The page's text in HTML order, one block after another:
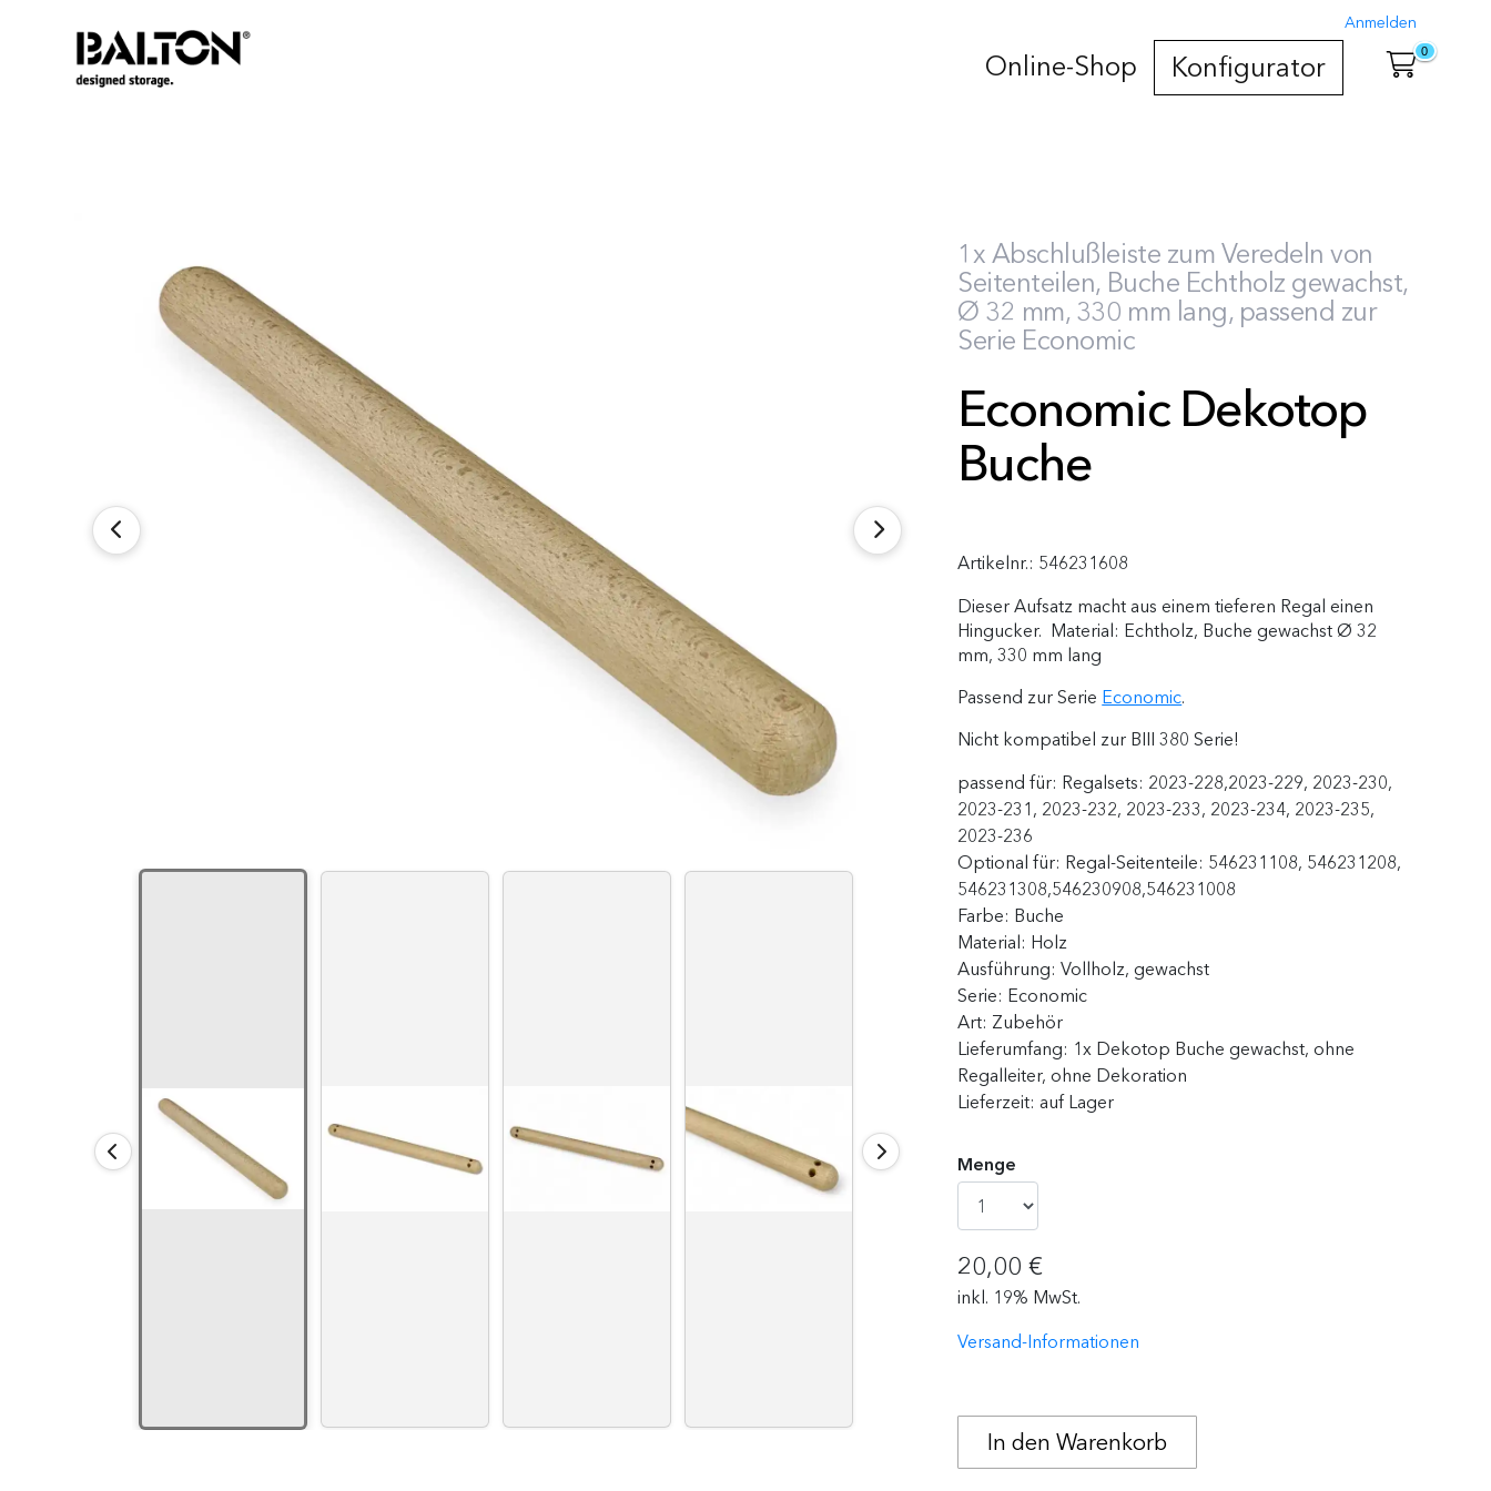
Anmelden
0
Online-Shop Konfigurator
1x Abschlußleiste zum Veredeln von
Seitenteilen, Buche Echtholz gewachst,
Ø 32 mm, 330 mm lang, passend zur
Serie Economic
Economic Dekotop
Buche
Artikelnr.: 546231608
Dieser Aufsatz macht aus einem tieferen Regal einen
Hingucker. Material: Echtholz, Buche gewachst Ø 32
mm, 330 mm lang
Passend zur Serie Economic.
Nicht kompatibel zur BIII 380 Serie!
passend für: Regalsets: 2023-228,2023-229, 2023-230,
2023-231, 2023-232, 2023-233, 2023-234, 2023-235,
2023-236
Optional für: Regal-Seitenteile: 546231108, 546231208,
546231308,546230908,546231008
Farbe: Buche
Material: Holz
Ausführung:Vollholz, gewachst
Serie: Economic
Art: Zubehör
Lieferumfang: 1x Dekotop Buche gewachst, ohne
Regalleiter, ohne Dekoration
Lieferzeit:auf Lager
Menge
20,00 €
inkl. 19% MwSt.
Versand-Informationen